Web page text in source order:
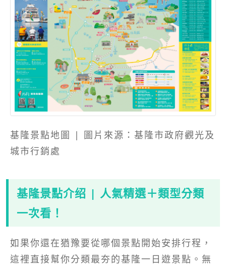
基隆景點地圖 | 圖片來源：基隆市政府觀光及
城市行銷處
基隆景點介绍 | 人氣精選＋類型分類
一次看！
如果你還在猶豫要從哪個景點開始安排行程，
這裡直接幫你分類最夯的基隆一日遊景點。無